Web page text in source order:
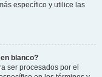
específico y utilice las
blanco?
ser procesados por el